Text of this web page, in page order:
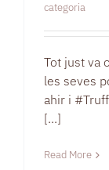
categoria
Tot just va
les seves
ahir i
[...]
Read More